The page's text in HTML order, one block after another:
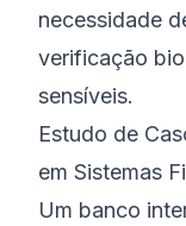
necessidade
verificação
sensíveis.
Estudo de
em Sistemas
Um banco